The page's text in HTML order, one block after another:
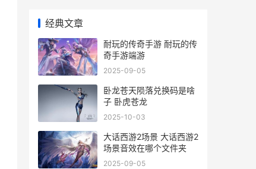
经典文章
耐玩的传奇手游 耐玩的传
奇手游端游
2025-09-05
卧龙苍天陨落兑换码是啥
子 卧虎苍龙
2025-10-03
大话西游2场景 大话西游2
场景音效在哪个文件夹
2025-09-05